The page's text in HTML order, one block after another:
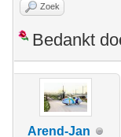
Zoek
Bedankt
Arend-Jan